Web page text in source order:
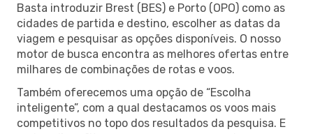
Basta introduzir Brest (BES) e Porto (OPO) como as
cidades de partida e destino, escolher as datas da
viagem e pesquisar as opções disponíveis. O nosso
motor de busca encontra as melhores ofertas entre
milhares de combinações de rotas e voos.
Também oferecemos uma opção de “Escolha
inteligente”, com a qual destacamos os voos mais
competitivos no topo dos resultados da pesquisa. E